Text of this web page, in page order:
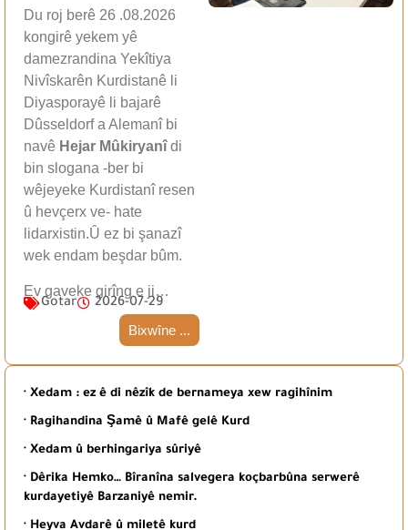
Du roj berê 26 .08.2026
kongirê yekem yê
damezrandina Yekîtiya
Nivîskarên Kurdistanê li
Diyasporayê li bajarê
Dûsseldorf a Alemanî bi
navê Hejar Mûkiryanîdi
bin slogana -ber bi
wêjeyeke Kurdistanî resen
û hevçerx ve- hate
lidarxistin.Û ez bi şanazî
wek endam beşdar bûm.
Ev gaveke girîng e ji…
Gotar 2026-07-29
Bixwîne ...
· Xedam : ez ê di nêzîk de bernameya xew ragihînim
· Ragihandina Şamê û Mafê gelê Kurd
· Xedam û berhingariya sûriyê
· Dêrika Hemko… Bîranîna salvegera koçbarbûna serwerê
kurdayetiyê Barzaniyê nemir.
· Heyva Avdarê û miletê kurd